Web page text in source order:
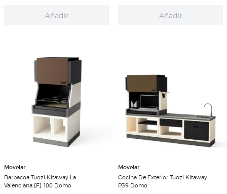
Añadir Añadir
Movelar
Barbacoa Tuozi Kitaway La
Valenciana [F] 100 Domo
Movelar
Cocina De Exterior Tuozi Kitaway
P39 Domo